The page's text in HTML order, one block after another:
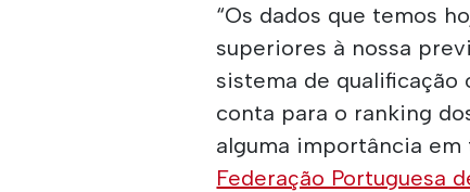
“Os dados que temos
superiores à nossa
sistema de qualificação
conta para o ranking
alguma importância
Federação Portuguesa